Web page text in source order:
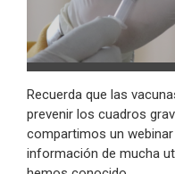
Recuerda que las
prevenir los cuadros
compartimos un
información de mucha